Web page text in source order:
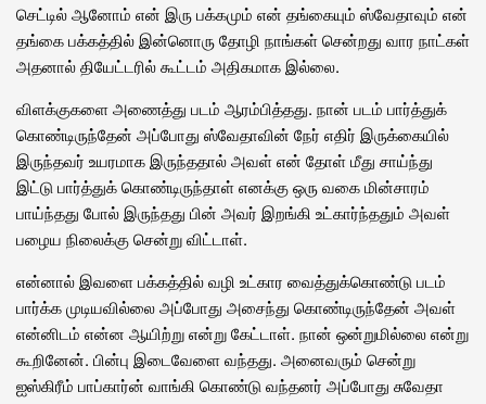
செட்டில் ஆனோம் என் இரு பக்கமும் என் தங்கையும் ஸ்வேதாவும் என்
தங்கை பக்கத்தில் இன்னொரு தோழி நாங்கள் சென்றது வார நாட்கள்
அதனால் தியேட்டரில் கூட்டம் அதிகமாக இல்லை.
விளக்குகளை அணைத்து படம் ஆரம்பித்தது. நான் படம் பார்த்துக்
கொண்டிருந்தேன் அப்போது ஸ்வேதாவின் நேர் எதிர் இருக்கையில்
இருந்தவர் உயரமாக இருந்ததால் அவள் என் தோள் மீது சாய்ந்து
இட்டு பார்த்துக் கொண்டிருந்தாள் எனக்கு ஒரு வகை மின்சாரம்
பாய்ந்தது போல் இருந்தது பின் அவர் இறங்கி உட்கார்ந்ததும் அவள்
பழைய நிலைக்கு சென்று விட்டாள்.
என்னால் இவளை பக்கத்தில் வழி உட்கார வைத்துக்கொண்டு படம்
பார்க்க முடியவில்லை அப்போது அசைந்து கொண்டிருந்தேன் அவள்
என்னிடம் என்ன ஆயிற்று என்று கேட்டாள். நான் ஒன்றுமில்லை என்று
கூறினேன். பின்பு இடைவேளை வந்தது. அனைவரும் சென்று
ஐஸ்கிரீம் பாப்கார்ன் வாங்கி கொண்டு வந்தனர் அப்போது சுவேதா